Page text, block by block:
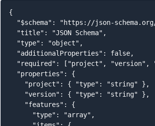
{
"$schema": "https://json-
  "title": "JSON Schema",
  "type": "object",
  "additionalProperties": false,
"required": ["project", "version",
  "properties": {
    "project": { "type": "string" },
    "version": { "type": "string" },
    "features": {
      "type": "array",